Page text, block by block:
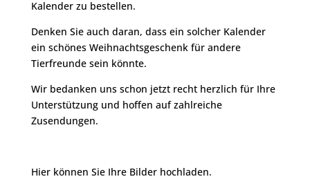
Kalender zu bestellen.
Denken Sie auch daran, dass ein solcher Kalender
ein schönes Weihnachtsgeschenk für andere
Tierfreunde sein könnte.
Wir bedanken uns schon jetzt recht herzlich für Ihre
Unterstützung und hoffen auf zahlreiche
Zusendungen.
Hier können Sie Ihre Bilder hochladen.